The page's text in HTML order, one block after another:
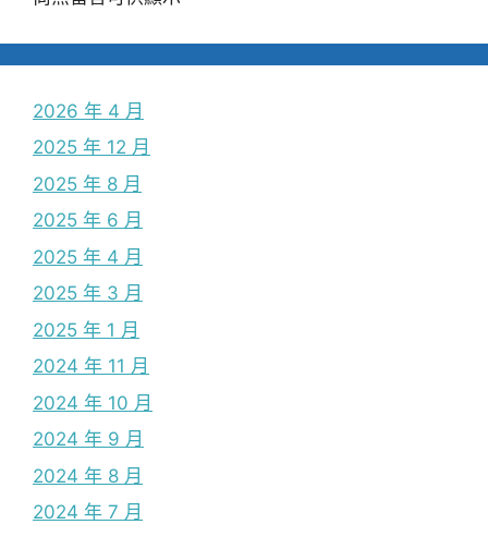
2026 年 4 月
2025 年 12 月
2025 年 8 月
2025 年 6 月
2025 年 4 月
2025 年 3 月
2025 年 1 月
2024 年 11 月
2024 年 10 月
2024 年 9 月
2024 年 8 月
2024 年 7 月